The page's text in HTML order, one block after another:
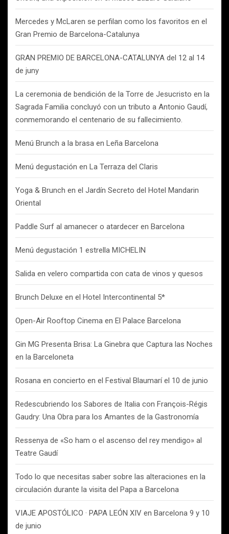
Mercedes y McLaren se perfilan como los favoritos en el
Gran Premio de Barcelona-Catalunya
GRAN PREMIO DE BARCELONA-CATALUNYA del 12 al 14
de juny
La ceremonia de bendición de la Torre de Jesucristo en la
Sagrada Familia concluyó con un tributo a Antonio Gaudí,
conmemorando el centenario de su fallecimiento.
Menú Brunch a la brasa en Leña Barcelona
Menú degustación en La Terraza del Claris
Yoga & Brunch en el Jardín Secreto del Hotel Mandarin
Oriental
Paddle Surf al amanecer o atardecer en Barcelona
Menú degustación 1 estrella MICHELIN
Salida en velero compartida con cata de vinos y quesos
Brunch Deluxe en el Hotel Intercontinental 5*
Open-Air Rooftop Cinema en El Palace Barcelona
Gin MG Presenta Brisa: La Ginebra que Captura las Noches
en la Barceloneta
Rosana en concierto en el Festival Blaumarí el 10 de junio
Redescubriendo los Sabores de Italia con François-Régis
Gaudry: Una Obra para los Amantes de la Gastronomía
Ressenya de «So ham o el ascenso del rey mendigo» al
Teatre Gaudí
Todo lo que necesitas saber sobre las alteraciones en la
circulación durante la visita del Papa a Barcelona
VIAJE APOSTÓLICO · PAPA LEÓN XIV en Barcelona 9 y 10
de junio